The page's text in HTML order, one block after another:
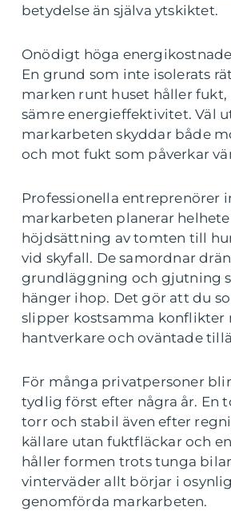
betydelse än själva ytskiktet.
Onödigt höga
En grund som inte isolerats
marken runt huset håller fukt,
sämre energieffektivitet. Väl
markarbeten skyddar både
och mot fukt som påverkar
Professionella entreprenörer
markarbeten planerar
höjdsättning av tomten till
vid skyfall. De samordnar
grundläggning och gjutning
hänger ihop. Det gör att du
slipper kostsamma konflikter
hantverkare och oväntade
För många privatpersoner
tydlig först efter några år. En
torr och stabil även efter
källare utan fuktfläckar och
håller formen trots tunga
vinterväder allt börjar i
genomförda markarbeten.